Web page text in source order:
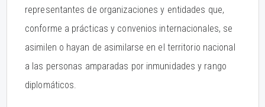
representantes de organizaciones y entidades que,
conforme a prácticas y convenios internacionales, se
asimilen o hayan de asimilarse en el territorio nacional
a las personas amparadas por inmunidades y rango
diplomáticos.